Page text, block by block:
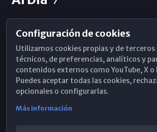
Horarios de Misa
Hemeroteca
WhatsApp
Configuración de cookies
Utilizamos cookies propias y de terceros
técnicos, de preferencias, analíticos y
contenidos externos como YouTube, X
Puedes aceptar todas las cookies,
opcionales o configurarlas.
Más información